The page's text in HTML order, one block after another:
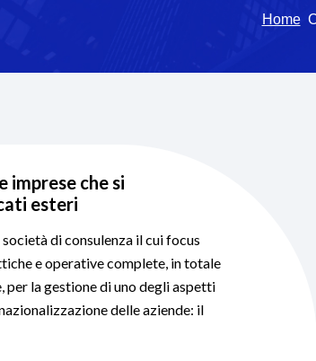
Home
imprese che si
esteri
di consulenza il cui focus
e operative complete, in totale
per la gestione di uno degli aspetti
delle aziende: il